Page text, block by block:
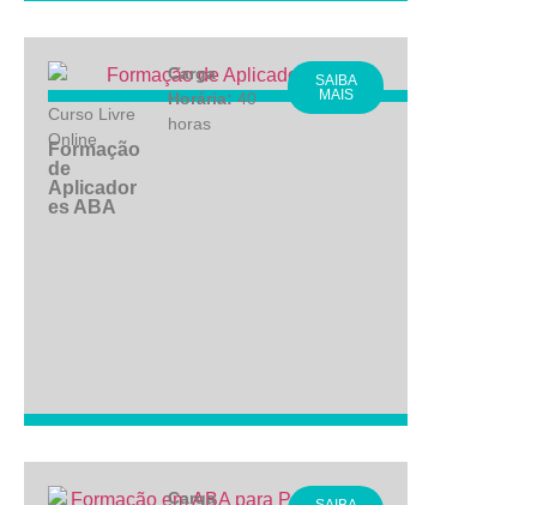
Curso Livre
Online
Formação
de
Aplicador
es ABA
Carga
Horária:40
horas
SAIBA
MAIS
Carga